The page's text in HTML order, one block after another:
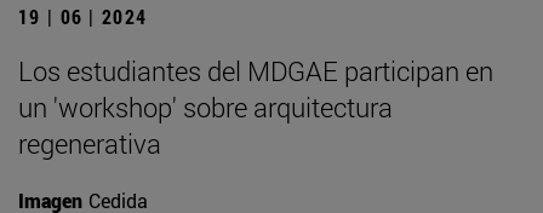
19 | 06 | 2024
Los estudiantes del MDGAE participan en
un 'workshop' sobre arquitectura
regenerativa
Imagen Cedida